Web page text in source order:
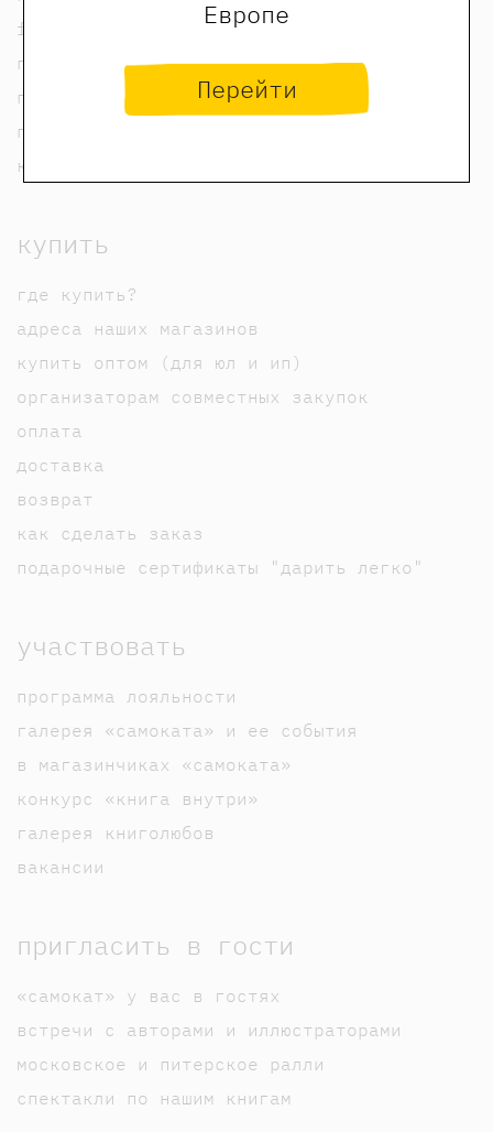
Европе
Перейти
foreign rights contacts
политика конфиденциальности
публичная оферта
пользовательское соглашение
карта сайта
купить
где купить?
адреса наших магазинов
купить оптом (для юл и ип)
организаторам совместных закупок
оплата
доставка
возврат
как сделать заказ
подарочные сертификаты "дарить легко"
участвовать
программа лояльности
галерея «самоката» и ее события
в магазинчиках «самоката»
конкурс «книга внутри»
галерея книголюбов
вакансии
пригласить в гости
«самокат» у вас в гостях
встречи с авторами и иллюстраторами
московское и питерское ралли
спектакли по нашим книгам